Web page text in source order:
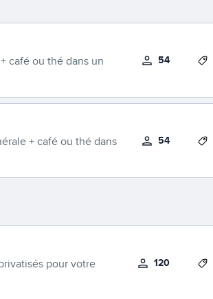
café ou thé dans un
54
+ café ou thé dans
54
pour votre
120